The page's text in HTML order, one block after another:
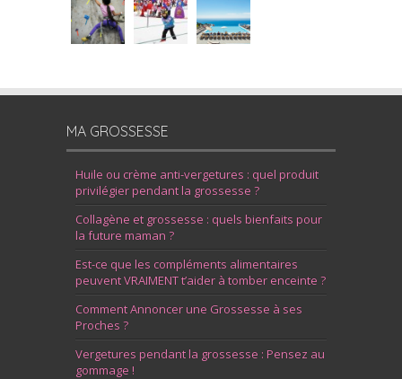
MA GROSSESSE
Huile ou crème anti-vergetures : quel produit
privilégier pendant la grossesse ?
Collagène et grossesse : quels bienfaits pour
la future maman ?
Est-ce que les compléments alimentaires
peuvent VRAIMENT t’aider à tomber enceinte ?
Comment Annoncer une Grossesse à ses
Proches ?
Vergetures pendant la grossesse : Pensez au
gommage !